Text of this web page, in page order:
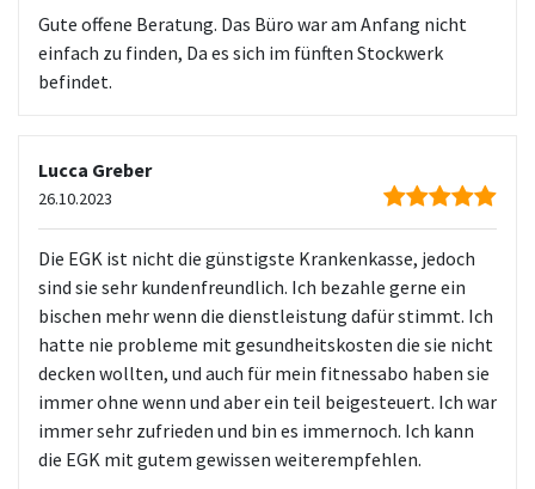
Gute offene Beratung. Das Büro war am Anfang nicht
einfach zu finden, Da es sich im fünften Stockwerk
befindet.
Lucca Greber
26.10.2023
Die EGK ist nicht die günstigste Krankenkasse, jedoch
sind sie sehr kundenfreundlich. Ich bezahle gerne ein
bischen mehr wenn die dienstleistung dafür stimmt. Ich
hatte nie probleme mit gesundheitskosten die sie nicht
decken wollten, und auch für mein fitnessabo haben sie
immer ohne wenn und aber ein teil beigesteuert. Ich war
immer sehr zufrieden und bin es immernoch. Ich kann
die EGK mit gutem gewissen weiterempfehlen.